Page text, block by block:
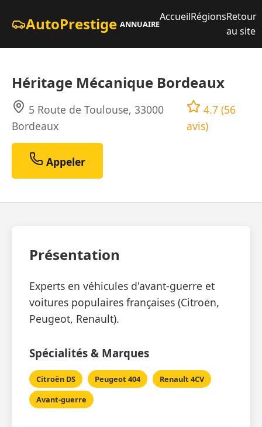
AutoPrestige ANNUAIRE
AccueilRégionsRetour
au site
Héritage Mécanique Bordeaux
5 Route de Toulouse, 33000
Bordeaux
4.7 (56
avis)
Appeler
Présentation
Experts en véhicules d'avant-guerre et
voitures populaires françaises (Citroën,
Peugeot, Renault).
Spécialités & Marques
Citroën DS Peugeot 404
Renault 4CV
Avant-guerre